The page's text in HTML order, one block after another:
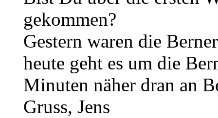
gekommen?
Gestern waren die
heute geht es um die
Minuten näher dran an
Gruss, Jens